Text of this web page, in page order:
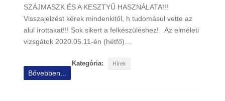
SZÁJMASZK ÉS A KESZTYŰ HASZNÁLATA!!!
Visszajelzést kérek mindenkitől, h tudomásul vette az
alul írottakat!!! Sok sikert a felkészüléshez! Az elméleti
vizsgátok 2020.05.11-én (hétfő)…
Kategória: Hírek
Bővebben...